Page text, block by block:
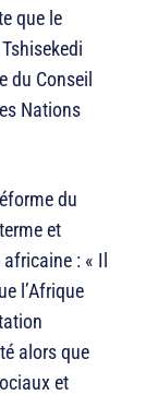
que le
du Conseil
Nations
du
et
: « Il
l’Afrique
alors que
et